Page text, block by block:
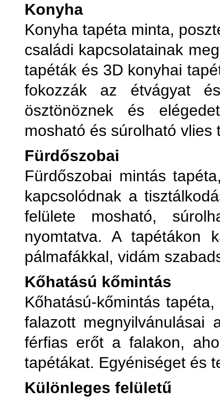
Konyha
Konyha tapéta minta,
családi kapcsolatainak
tapéták és 3D konyhai
fokozzák az étvágyat
ösztönöznek és
mosható és súrolható vlies
Fürdőszobai
Fürdőszobai mintás
kapcsolódnak a
felülete mosható,
nyomtatva. A tapétákon
pálmafákkal, vidám
Kőhatású kőmintás
Kőhatású-kőmintás
falazott megnyilvánulásai
férfias erőt a falakon,
tapétákat. Egyéniséget és
Különleges felületű